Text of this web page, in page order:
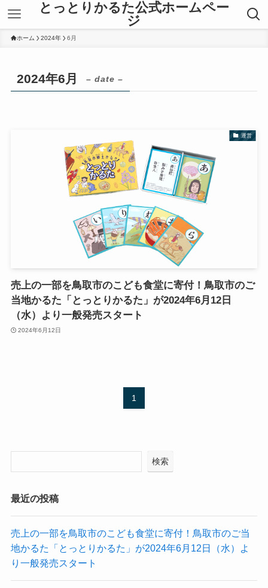
とっとりかるた公式ホームペー
ジ
ホーム 2024年 6月
2024年6月 – date –
運営
売上の一部を鳥取市のこども食堂に寄付！鳥取市のご
当地かるた「とっとりかるた」が2024年6月12日
（水）より一般発売スタート
2024年6月12日
1
検索
最近の投稿
売上の一部を鳥取市のこども食堂に寄付！鳥取市のご当
地かるた「とっとりかるた」が2024年6月12日（水）よ
り一般発売スタート